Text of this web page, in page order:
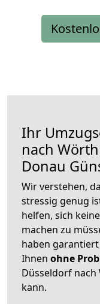
Ihr
nach
Donau
Wir verstehen,
stressig genug
helfen, sich
machen zu
haben
Ihnen ohne
Düsseldorf
kann.